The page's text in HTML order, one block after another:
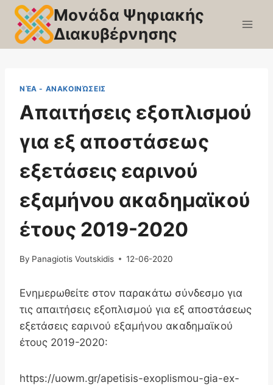
Skip
content
Μονάδα Ψηφιακής
Διακυβέρνησης
ΝΈΑ - ΑΝΑΚΟΙΝΏΣΕΙΣ
Απαιτήσεις εξοπλισμού
για εξ αποστάσεως
εξετάσεις εαρινού
εξαμήνου ακαδημαϊκού
έτους 2019-2020
By Panagiotis Voutskidis 12-06-2020
Ενημερωθείτε στον παρακάτω σύνδεσμο για
τις απαιτήσεις εξοπλισμού για εξ αποστάσεως
εξετάσεις εαρινού εξαμήνου ακαδημαϊκού
έτους 2019-2020:
https://uowm.gr/apetisis-exoplismou-gia-ex-